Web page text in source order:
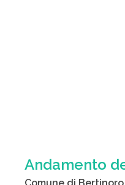
Andamento